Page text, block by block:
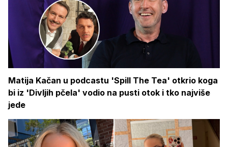
Matija Kačan u podcastu 'Spill The Tea' otkrio koga
bi iz 'Divljih pčela' vodio na pusti otok i tko najviše
jede